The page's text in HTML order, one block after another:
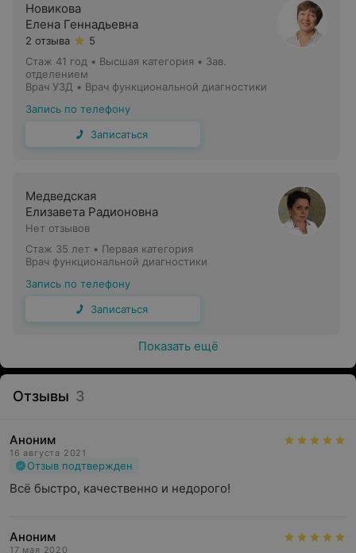
Новикова
Елена Геннадьевна
2 отзыва
5
Стаж 41 год • Высшая категория • Зав.
отделением
Врач УЗД • Врач функциональной диагностики
Запись по телефону
Записаться
Медведская
Елизавета Радионовна
Нет отзывов
Стаж 35 лет • Первая категория
Врач функциональной диагностики
Запись по телефону
Записаться
Показать ещё
Отзывы 3
Аноним
16 августа 2021
Отзыв подтвержден
Всё быстро, качественно и недорого!
Аноним
17 мая 2020